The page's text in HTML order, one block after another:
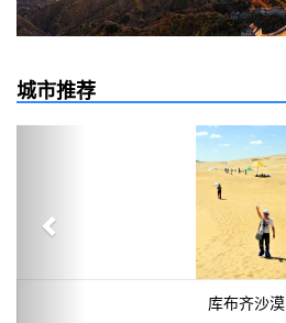
城市推荐
库布齐沙漠